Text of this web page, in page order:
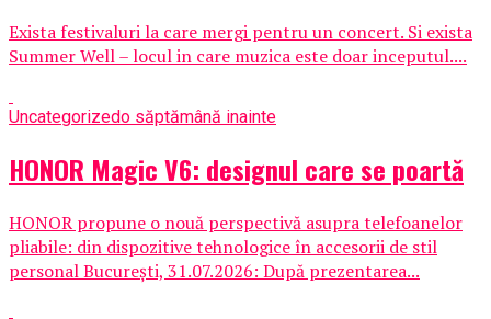
Exista festivaluri la care mergi pentru un concert. Si exista
Summer Well – locul in care muzica este doar inceputul....
Uncategorizedo săptămână inainte
HONOR Magic V6: designul care se poartă
HONOR propune o nouă perspectivă asupra telefoanelor
pliabile: din dispozitive tehnologice în accesorii de stil
personal București, 31.07.2026: După prezentarea...